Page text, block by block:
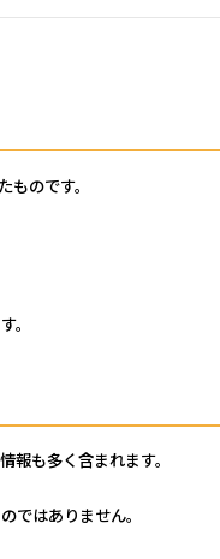
ル6階
のです。
。
も多く含まれます。
ではありません。